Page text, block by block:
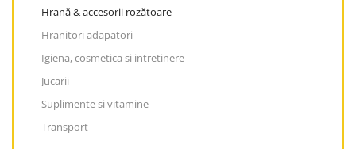
Hrană & accesorii rozătoare
Hranitori adapatori
Igiena, cosmetica si intretinere
Jucarii
Suplimente si vitamine
Transport